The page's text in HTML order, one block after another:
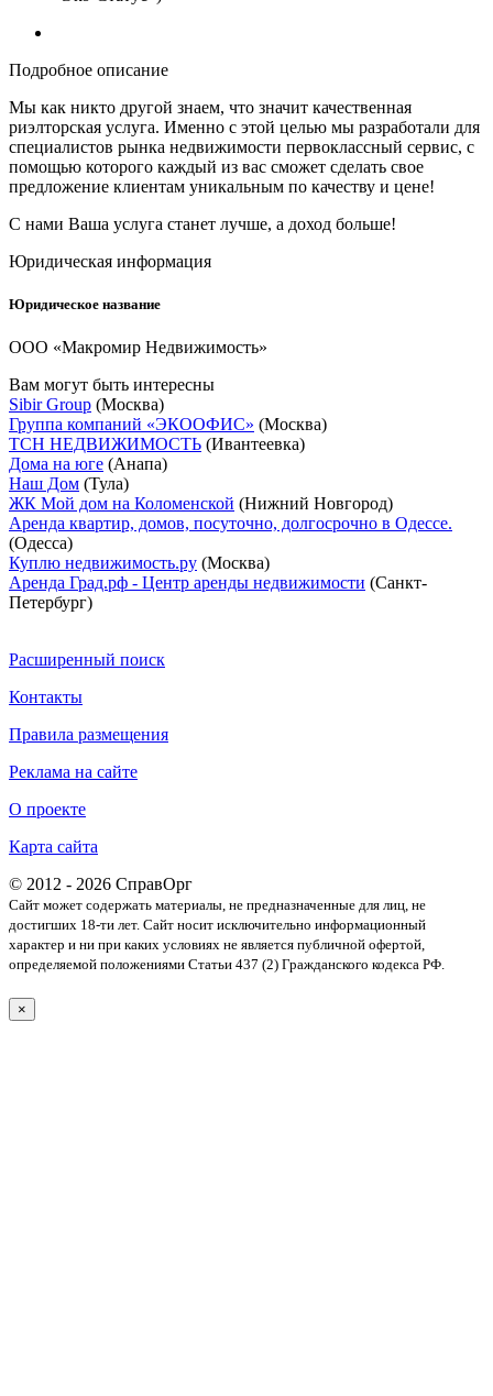
Подробное описание
Мы как никто другой знаем, что значит качественная
риэлторская услуга. Именно с этой целью мы разработали для
специалистов рынка недвижимости первоклассный сервис, с
помощью которого каждый из вас сможет сделать свое
предложение клиентам уникальным по качеству и цене!
С нами Ваша услуга станет лучше, а доход больше!
Юридическая информация
Юридическое название
ООО «Макромир Недвижимость»
Вам могут быть интересны
Sibir Group (Москва)
Группа компаний «ЭКООФИС» (Москва)
ТСН НЕДВИЖИМОСТЬ (Ивантеевка)
Дома на юге (Анапа)
Наш Дом (Тула)
ЖК Мой дом на Коломенской (Нижний Новгород)
Аренда квартир, домов, посуточно, долгосрочно в Одессе.
(Одесса)
Куплю недвижимость.ру (Москва)
Аренда Град.рф - Центр аренды недвижимости (Санкт-
Петербург)
Расширенный поиск
Контакты
Правила размещения
Реклама на сайте
О проекте
Карта сайта
© 2012 - 2026 СправОрг
Сайт может содержать материалы, не предназначенные для лиц, не
достигших 18-ти лет. Cайт носит исключительно информационный
характер и ни при каких условиях не является публичной офертой,
определяемой положениями Статьи 437 (2) Гражданского кодекса РФ.
×